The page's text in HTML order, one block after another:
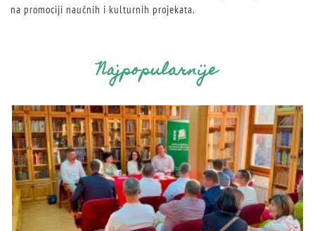
na promociji naučnih i kulturnih projekata.
Najpopularnije